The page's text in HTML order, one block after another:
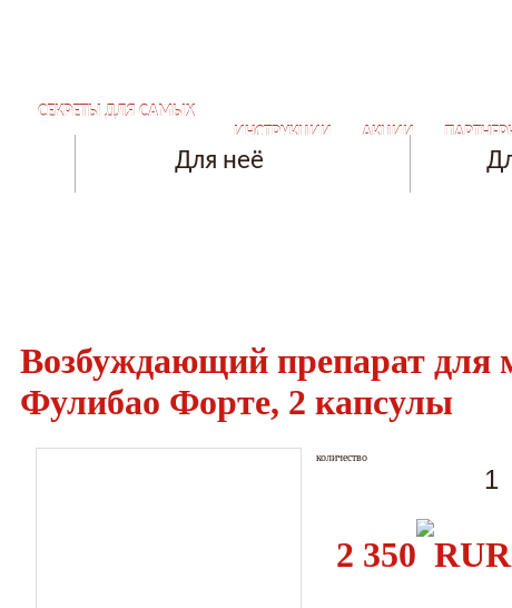
СЕКРЕТЫ ДЛЯ САМЫХ
БЛИЗКИХ ОТНОШЕНИЙ
ИНСТРУКЦИИ АКЦИИ
Для неё
Возбуждающий препарат для
Фулибао Форте, 2 капсулы
количество
2 350